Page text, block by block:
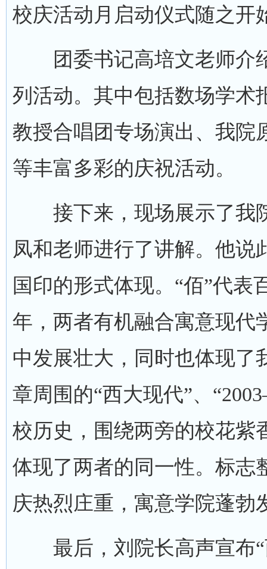
校庆活动月启动仪式随之开
团委书记高培文老师介
列活动。其中包括数场学术
教授合唱团专场演出、我院
等丰富多彩的庆祝活动。
接下来，现场展示了我
凤和老师进行了讲解。他说
国印的形式体现。“佰”代表
年，两者有机融合寓意现代
中发展壮大，同时也体现了
章周围的“西大现代”、
校历史，围绕两旁的校花紫
体现了两者的同一性。标志
庆热烈庄重，寓意学院蓬勃
最后，刘院长高声宣布“